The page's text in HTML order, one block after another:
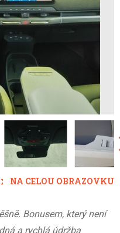
NA CELOU OBRAZOVKU
Bonusem, který není
a rychlá údržba